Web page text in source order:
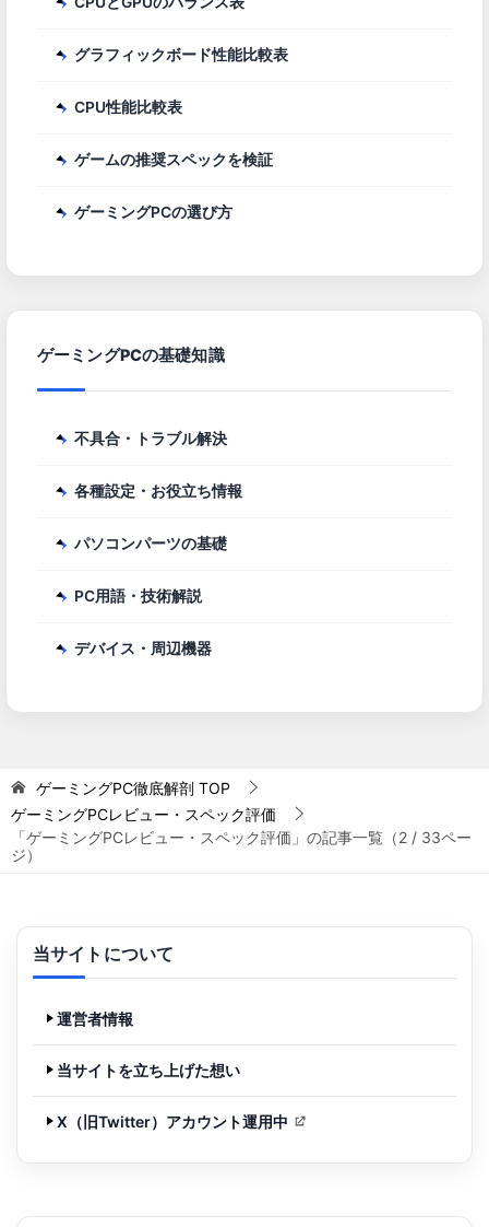
グラフィックボード性能比較表
CPU性能比較表
ゲームの推奨スペックを検証
ゲーミングPCの選び方
ゲーミングPCの基礎知識
不具合・トラブル解決
各種設定・お役立ち情報
パソコンパーツの基礎
PC用語・技術解説
デバイス・周辺機器
ゲーミングPC徹底解剖 TOP
ゲーミングPCレビュー・スペック評価
「ゲーミングPCレビュー・スペック評価」の記事一覧（2 / 33ペー
ジ）
当サイトについて
運営者情報
当サイトを立ち上げた想い
X（旧Twitter）アカウント運用中